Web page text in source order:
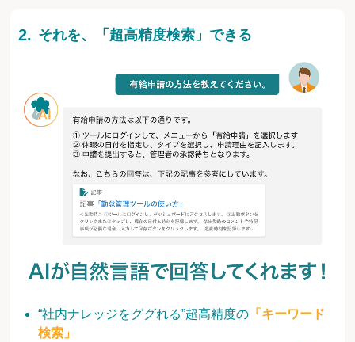
“社内ナレッジをググれる”超高精度の 「キーワード
検索」
それを、「超高精度検索」できる